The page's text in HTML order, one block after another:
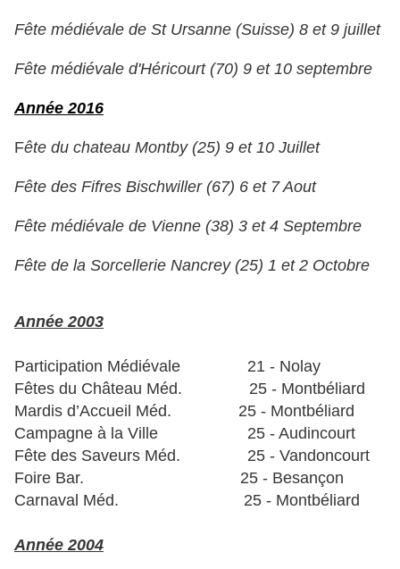
Fête médiévale de St Ursanne (Suisse) 8 et 9 juillet
Fête médiévale d'Héricourt (70) 9 et 10 septembre
Année 2016
Fête du chateau Montby (25) 9 et 10 Juillet
Fête des Fifres Bischwiller (67) 6 et 7 Aout
Fête médiévale de Vienne (38) 3 et 4 Septembre
Fête de la Sorcellerie Nancrey (25) 1 et 2 Octobre
Année 2003
Participation Médiévale 21 - Nolay
Fêtes du Château Méd. 25 - Montbéliard
Mardis d’Accueil Méd. 25 - Montbéliard
Campagne à la Ville 25 - Audincourt
Fête des Saveurs Méd. 25 - Vandoncourt
Foire Bar. 25 - Besançon
Carnaval Méd. 25 - Montbéliard
Année 2004